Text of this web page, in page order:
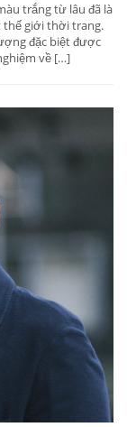
trắng từ lâu đã là
thế giới thời trang.
đặc biệt được
về […]